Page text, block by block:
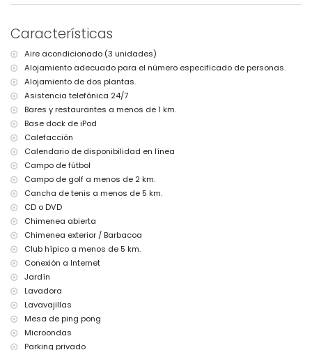
3 plazas de aparcamiento cubiertas y 10 plazas de aparcamiento
Más información
pueblo más cercano: Javea (a menos de 5 kilómetros de la villa)
playa más cercana: El Arenal, Javea (a menos de 5 kilómetros de
la villa)
puerto más cercano: Puerto Aduanas del Mar, Javea (a menos de
5 kilómetros de la villa)
parque más cercano: Tarraula, Javea (a menos de 2 kilómetros
de la villa)
aeropuerto más cercano: Alicante (a menos de 100 kilómetros de
la villa)
segundo aeropuerto más cercano: Valencia (más de 100
kilómetros)
se permiten mascotas
El alojamiento es muy adecuado para familias con niños
Instalaciones y servicios incluidos en el precio del alquiler de la
villa
internet (WiFi)
plancha y tabla de planchar
ropa de cama y toallas
pista de pádel y campo de fútbol
ping-pong
calefacción central y aire acondicionado
Instalaciones y servicios con cargo adicional
Características
Aire acondicionado (3 unidades)
Alojamiento adecuado para el número especificado de personas.
Alojamiento de dos plantas.
Asistencia telefónica 24/7
Bares y restaurantes a menos de 1 km.
Base dock de iPod
Calefacción
Calendario de disponibilidad en línea
Campo de fútbol
Campo de golf a menos de 2 km.
Cancha de tenis a menos de 5 km.
CD o DVD
Chimenea abierta
Chimenea exterior / Barbacoa
Club hípico a menos de 5 km.
Conexión a Internet
Jardín
Lavadora
Lavavajillas
Mesa de ping pong
Microondas
Parking privado